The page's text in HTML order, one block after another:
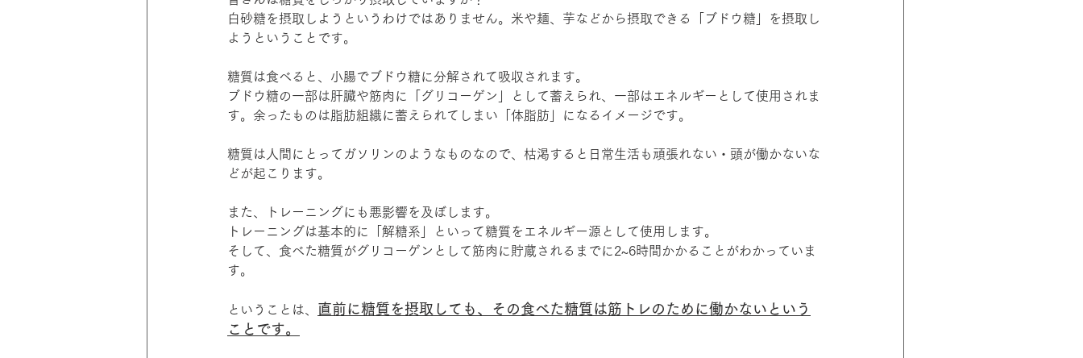
白砂糖を摂取しようというわけではありません。米や麺、芋などから摂取できる「ブドウ糖」を摂取し
ようということです。
糖質は食べると、小腸でブドウ糖に分解されて吸収されます。
ブドウ糖の一部は肝臓や筋肉に「グリコーゲン」として蓄えられ、一部はエネルギーとして使用されま
す。余ったものは脂肪組織に蓄えられてしまい「体脂肪」になるイメージです。
糖質は人間にとってガソリンのようなものなので、枯渇すると日常生活も頑張れない・頭が働かないな
どが起こります。
また、トレーニングにも悪影響を及ぼします。
トレーニングは基本的に「解糖系」といって糖質をエネルギー源として使用します。
そして、食べた糖質がグリコーゲンとして筋肉に貯蔵されるまでに2~6時間かかることがわかっていま
す。
ということは、 直前に糖質を摂取しても、その食べた糖質は筋トレのために働かないという
ことです。